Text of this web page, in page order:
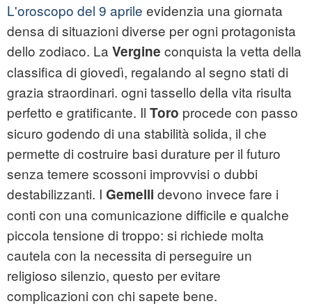
L'oroscopo del 9 aprile evidenzia una giornata
densa di situazioni diverse per ogni protagonista
dello zodiaco. La Vergine conquista la vetta della
classifica di giovedì, regalando al segno stati di
grazia straordinari. ogni tassello della vita risulta
perfetto e gratificante. Il Toro procede con passo
sicuro godendo di una stabilità solida, il che
permette di costruire basi durature per il futuro
senza temere scossoni improvvisi o dubbi
destabilizzanti. I Gemelli devono invece fare i
conti con una comunicazione difficile e qualche
piccola tensione di troppo: si richiede molta
cautela con la necessita di perseguire un
religioso silenzio, questo per evitare
complicazioni con chi sapete bene.